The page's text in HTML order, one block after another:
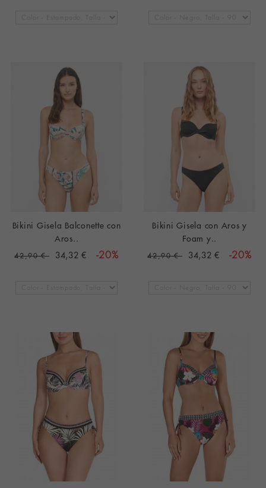
Bikini Gisela Balconette con
Aros..
42,90 € 34,32 € -20%
Bikini Gisela con Aros y
Foam y..
42,90 € 34,32 € -20%